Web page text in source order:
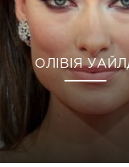
ОЛІВІЯ